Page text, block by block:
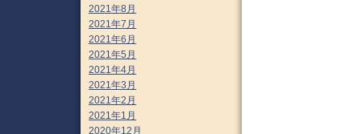
2021年8月
2021年7月
2021年6月
2021年5月
2021年4月
2021年3月
2021年2月
2021年1月
2020年12月